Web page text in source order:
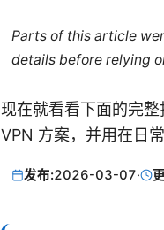
Parts of this article
details before relying
现在就看看下面的完
VPN 方案，并用在日
发布:2026-03-07·